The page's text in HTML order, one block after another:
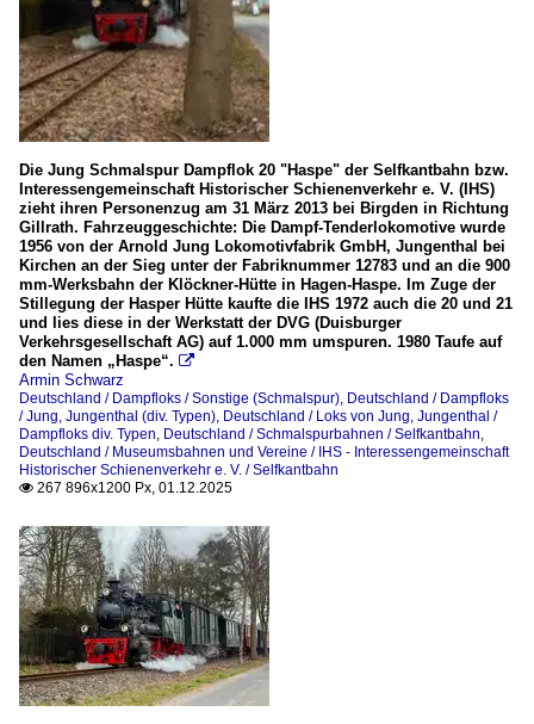
Völklinger Hütte (Weltkulturerbe)
Museumsbahnen und Vereine
Deutscher Eisenbahn-Verein e.V. (Bruchhausen-Vilsen) |
IHS - Interessengemeinschaft Historischer
Initiative Völklinger Hütte e.V.
Schmalspurbahnen
Chiemsee-Bahn
HSB (Harzer Schmalspurbahnen)
Selfkantbahn
Luxemburg
Museumsbahnen
Train 1900 (AMTF) - Fond-de-Gras
Niederlande
Dampfloks
Ex Deutsche Werk- und Privatbahn Tenderloks
Die Jung Schmalspur Dampflok 20 "Haspe" der Selfkantbahn bzw.
Interessengemeinschaft Historischer Schienenverkehr e. V. (IHS)
zieht ihren Personenzug am 31 März 2013 bei Birgden in Richtung
Gillrath. Fahrzeuggeschichte: Die Dampf-Tenderlokomotive wurde
1956 von der Arnold Jung Lokomotivfabrik GmbH, Jungenthal bei
Kirchen an der Sieg unter der Fabriknummer 12783 und an die 900
mm-Werksbahn der Klöckner-Hütte in Hagen-Haspe. Im Zuge der
Stillegung der Hasper Hütte kaufte die IHS 1972 auch die 20 und 21
und lies diese in der Werkstatt der DVG (Duisburger
Verkehrsgesellschaft AG) auf 1.000 mm umspuren. 1980 Taufe auf
den Namen „Haspe“. 
Armin Schwarz
Deutschland / Dampfloks / Sonstige (Schmalspur), Deutschland / Dampfloks
/ Jung, Jungenthal (div. Typen), Deutschland / Loks von Jung, Jungenthal /
Dampfloks div. Typen, Deutschland / Schmalspurbahnen / Selfkantbahn,
Deutschland / Museumsbahnen und Vereine / IHS - Interessengemeinschaft
Historischer Schienenverkehr e. V. / Selfkantbahn
 267 896x1200 Px, 01.12.2025